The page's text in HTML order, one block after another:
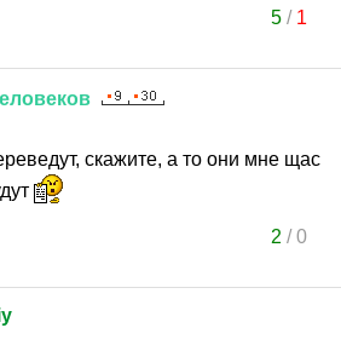
5/ 1
скажите, а то они мне щас
2 /0